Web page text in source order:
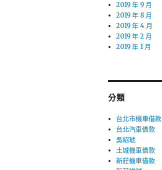
2019 年 9 月
2019 年 8 月
2019 年 4 月
2019 年 2 月
2019 年 1 月
分類
台北市機車借款
台北汽車借款
吳紹琥
土城機車借款
新莊機車借款